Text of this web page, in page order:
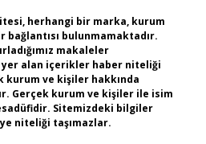
herhangi bir marka, kurum
bağlantısı bulunmamaktadır.
makaleler
yer alan içerikler haber niteliği
kurum ve kişiler hakkında
Gerçek kurum ve kişiler ile isim
Sitemizdeki bilgiler
niteliği taşımazlar.